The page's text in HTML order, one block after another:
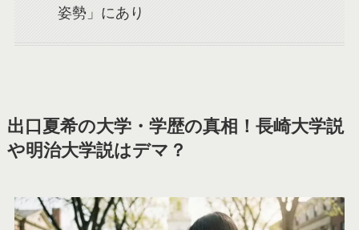
姿勢」にあり
出口夏希の大学・学歴の真相！長崎大学説
や明治大学説はデマ？